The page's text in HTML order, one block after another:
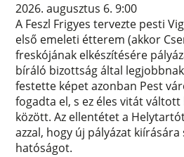
2026. augusztus 6. 9:00
A Feszl Frigyes tervezte pesti
első emeleti étterem (akkor
freskójának elkészítésére
bíráló bizottság által
festette képet azonban Pest
fogadta el, s ez éles vitát
között. Az ellentétet a
azzal, hogy új pályázat
hatóságot.